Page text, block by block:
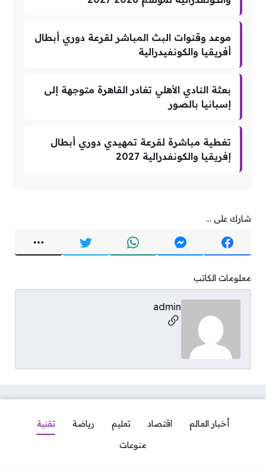
موعد وقنوات البث المباشر لقرعة دوري أبطال
أفريقيا والكونفيدرالية
بعثة النادي الأهلي تغادر القاهرة متوجهة إلى
إسبانيا بالصور
تغطية مباشرة لقرعة تمهيدي دوري أبطال
إفريقيا والكونفدرالية 2027
شارك على ...
معلومات الكاتب
admin
مواقع التواصل
أخبار العالم اقتصاد تعليم رياضة
تقنية
منوعات